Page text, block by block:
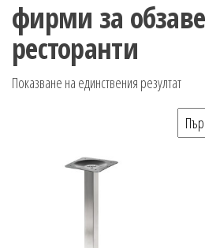
фирми за
ресторанти
Показване на единствения резултат